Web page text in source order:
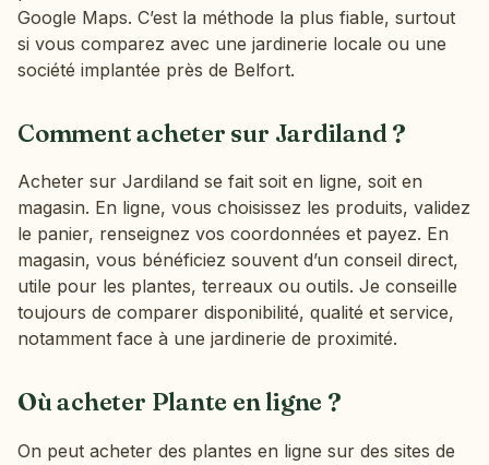
Google Maps. C’est la méthode la plus fiable, surtout
si vous comparez avec une jardinerie locale ou une
société implantée près de Belfort.
Comment acheter sur Jardiland ?
Acheter sur Jardiland se fait soit en ligne, soit en
magasin. En ligne, vous choisissez les produits, validez
le panier, renseignez vos coordonnées et payez. En
magasin, vous bénéficiez souvent d’un conseil direct,
utile pour les plantes, terreaux ou outils. Je conseille
toujours de comparer disponibilité, qualité et service,
notamment face à une jardinerie de proximité.
Où acheter Plante en ligne ?
On peut acheter des plantes en ligne sur des sites de